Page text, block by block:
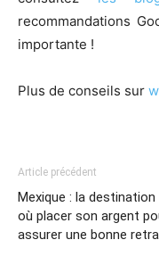
recommandations
importante !
Plus de conseils sur
Article précédent
Mexique : la destination
où placer son argent
assurer une bonne